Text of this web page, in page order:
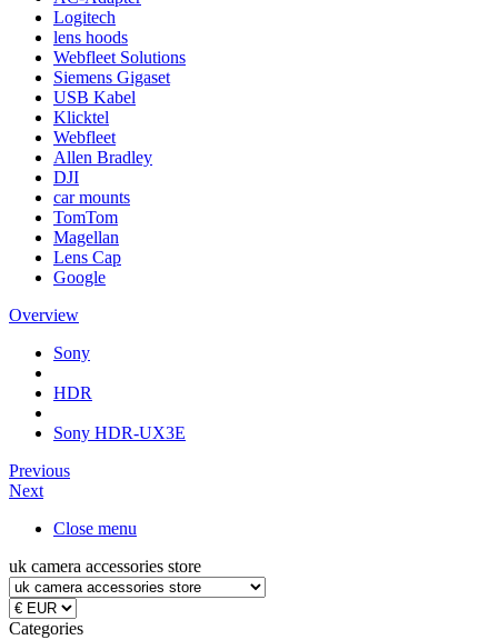
Logitech
lens hoods
Webfleet Solutions
Siemens Gigaset
USB Kabel
Klicktel
Webfleet
Allen Bradley
DJI
car mounts
TomTom
Magellan
Lens Cap
Google
Overview
Sony
HDR
Sony HDR-UX3E
Previous
Next
Close menu
uk camera accessories store
Categories